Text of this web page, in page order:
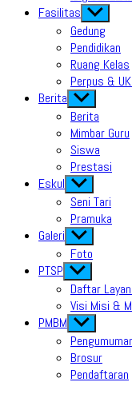
Fasilitas Show
sub
menu
Gedung
Pendidikan
Ruang Kelas
Perpus &
Berita Show
sub
menu
Berita
Mimbar Guru
Siswa
Prestasi
Eskul Show
sub
menu
Seni Tari
Pramuka
Galeri Show
sub
menu
Foto
PTSP Show
sub
menu
Daftar
Visi Misi &
PMBM Show
sub
menu
Brosur
Pendaftaran